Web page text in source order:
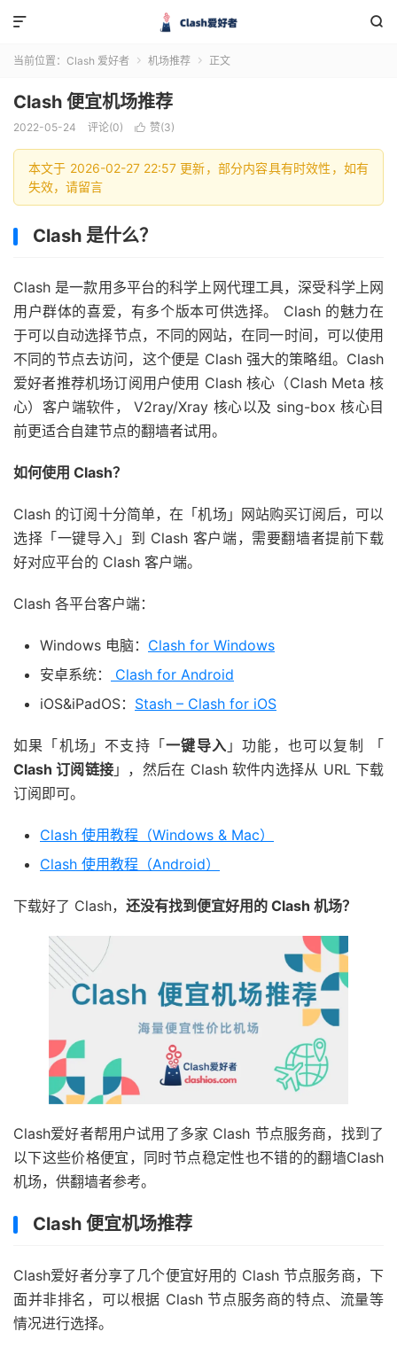


当前位置： Clash 爱好者  机场推荐  正文
Clash 便宜机场推荐
2022-05-24 评论(0)  赞(3)
本文于 2026-02-27 22:57 更新，部分内容具有时效性，如有
失效，请留言
Clash 是什么？
Clash 是一款用多平台的科学上网代理工具，深受科学上网
用户群体的喜爱，有多个版本可供选择。 Clash 的魅力在
于可以自动选择节点，不同的网站，在同一时间，可以使用
不同的节点去访问，这个便是 Clash 强大的策略组。Clash
爱好者推荐机场订阅用户使用 Clash 核心（Clash Meta 核
心）客户端软件， V2ray/Xray 核心以及 sing-box 核心目
前更适合自建节点的翻墙者试用。
如何使用 Clash？
Clash 的订阅十分简单，在「机场」网站购买订阅后，可以
选择「一键导入」到 Clash 客户端，需要翻墙者提前下载
好对应平台的 Clash 客户端。
Clash 各平台客户端：
Windows 电脑： Clash for Windows
安卓系统：
Clash for Android
iOS&iPadOS： Stash – Clash for iOS
如果「机场」不支持「一键导入 」功能，也可以复制 「
Clash 订阅链接 」，然后在 Clash 软件内选择从 URL 下载
订阅即可。
Clash 使用教程（Windows & Mac）
Clash 使用教程（Android）
下载好了 Clash， 还没有找到便宜好用的 Clash 机场？
Clash爱好者帮用户试用了多家 Clash 节点服务商，找到了
以下这些价格便宜，同时节点稳定性也不错的的翻墙Clash
机场，供翻墙者参考。
Clash 便宜机场推荐
Clash爱好者分享了几个便宜好用的 Clash 节点服务商，下
面并非排名，可以根据 Clash 节点服务商的特点、流量等
情况进行选择。